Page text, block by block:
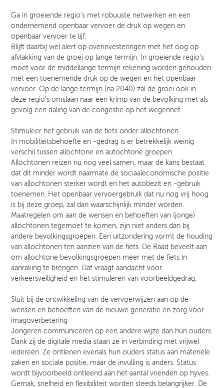
Ga in groeiende regio’s met robuuste netwerken en een
ondernemend openbaar vervoer de druk op wegen en
openbaar vervoer te lijf.
Blijft daarbij wel alert op overinvesteringen met het oog op
afvlakking van de groei op lange termijn. In groeiende regio’s
moet voor de middellange termijn rekening worden gehouden
met een toenemende druk op de wegen en het openbaar
vervoer. Op de lange termijn (na 2040) zal de groei ook in
deze regio’s omslaan naar een krimp van de bevolking met als
gevolg een daling van de congestie op het wegennet.
Stimuleer het gebruik van de fiets onder allochtonen
In mobiliteitsbehoefte en -gedrag is er betrekkelijk weinig
verschil tussen allochtone en autochtone groepen.
Allochtonen reizen nu nog veel samen, maar de kans bestaat
dat dit minder wordt naarmate de sociaaleconomische positie
van allochtonen sterker wordt en het autobezit en -gebruik
toenemen. Het openbaar vervoergebruik dat nu nog vrij hoog
is bij deze groep, zal dan waarschijnlijk minder worden.
Maatregelen om aan de wensen en behoeften van (jonge)
allochtonen tegemoet te komen, zijn niet anders dan bij
andere bevolkingsgroepen. Een uitzondering vormt de houding
van allochtonen ten aanzien van de fiets. De Raad beveelt aan
om allochtone bevolkingsgroepen meer met de fiets in
aanraking te brengen. Dat vraagt aandacht voor
verkeersveiligheid en het stimuleren van voorbeeldgedrag.
Sluit bij de ontwikkeling van de vervoerwijzen aan op de
wensen en behoeften van de nieuwe generatie en zorg voor
imagoverbetering
Jongeren communiceren op een andere wijze dan hun ouders.
Dank zij de digitale media staan ze in verbinding met vrijwel
iedereen. Ze ontlenen evenals hun ouders status aan materiële
zaken en sociale positie, maar de invulling is anders. Status
wordt bijvoorbeeld ontleend aan het aantal vrienden op hyves.
Gemak, snelheid en flexibiliteit worden steeds belangrijker. De